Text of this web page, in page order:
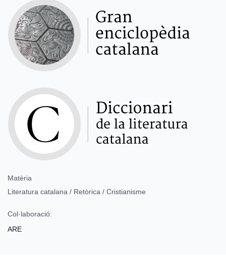
Matèria
Literatura catalana / Retòrica / Cristianisme
Col·laboració:
ARE